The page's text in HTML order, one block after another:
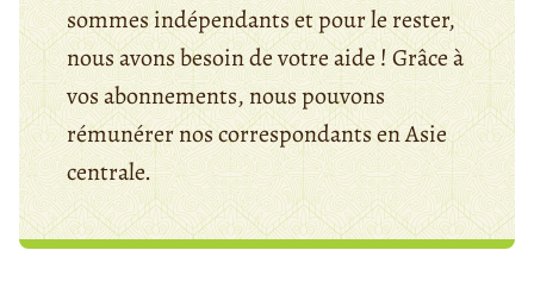
sommes indépendants et pour le rester,
nous avons besoin de votre aide ! Grâce à
vos abonnements, nous pouvons
rémunérer nos correspondants en Asie
centrale.